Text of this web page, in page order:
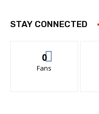
STAY CONNECTED
0
Fans